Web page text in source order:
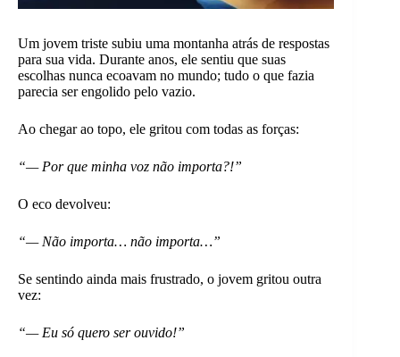
Um jovem triste subiu uma montanha atrás de respostas
para sua vida. Durante anos, ele sentiu que suas
escolhas nunca ecoavam no mundo; tudo o que fazia
parecia ser engolido pelo vazio.
Ao chegar ao topo, ele gritou com todas as forças:
“— Por que minha voz não importa?!”
O eco devolveu:
“— Não importa… não importa…”
Se sentindo ainda mais frustrado, o jovem gritou outra
vez:
“— Eu só quero ser ouvido!”